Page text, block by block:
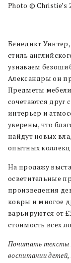
Photo © Christie’s
Бенедикт
стиль
узнаваем
Александры он
Предметы
сочетаются друг
интерьер и
уверены, что
найдут новых
опытных
На продажу
осветительные
произведения
ковры и многое
варьируются от
стоимость всех
Почитать тексты
воспитании